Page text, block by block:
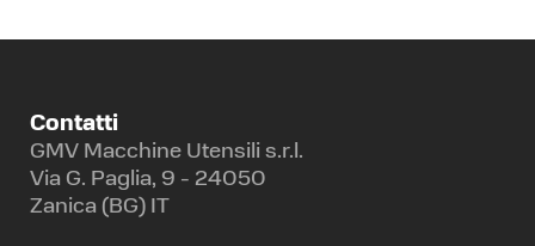
Contatti
GMV Macchine Utensili s.r.l.
Via G. Paglia, 9 - 24050
Zanica (BG) IT